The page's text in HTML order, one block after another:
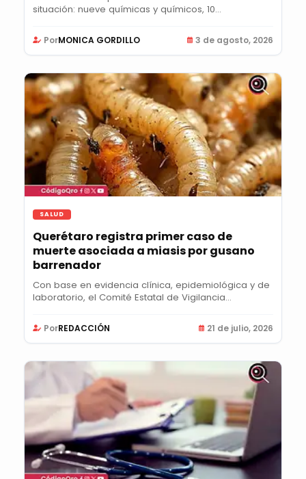
situación: nueve químicas y químicos, 10
PorMONICA GORDILLO 3 de agosto, 2026
SALUD
Querétaro registra primer caso de
muerte asociada a miasis por gusano
barrenador
Con base en evidencia clínica, epidemiológica y de
laboratorio, el Comité Estatal de Vigilancia...
PorREDACCIÓN 21 de julio, 2026